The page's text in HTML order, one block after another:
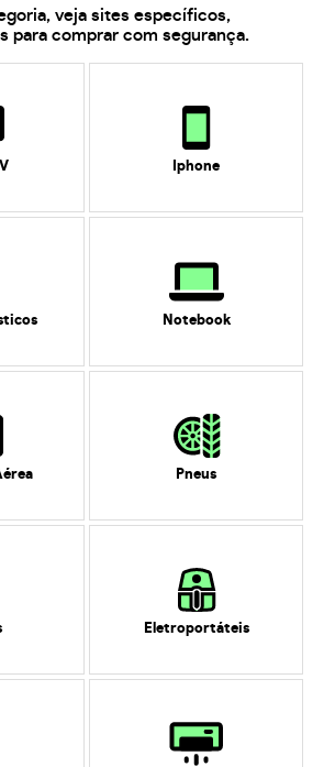
veja sites específicos,
para comprar com segurança.
Iphone
Notebook
Pneus
Eletroportáteis